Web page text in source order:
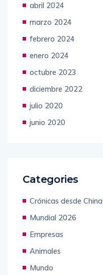
abril 2024
marzo 2024
febrero 2024
enero 2024
octubre 2023
diciembre 2022
julio 2020
junio 2020
Categories
Crónicas desde China
Mundial 2026
Empresas
Animales
Mundo